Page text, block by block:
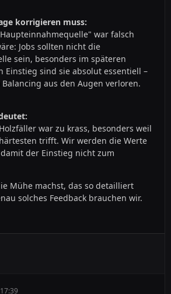
korrigieren muss:
war falsch
Jobs sollten nicht die
sein, besonders im späteren
Einstieg sind sie absolut essentiell –
aus den Augen verloren.
war zu krass, besonders weil
trifft. Wir werden die Werte
der Einstieg nicht zum
Mühe machst, das so detailliert
solches Feedback brauchen wir.